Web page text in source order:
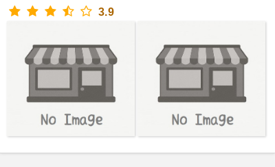
3.9